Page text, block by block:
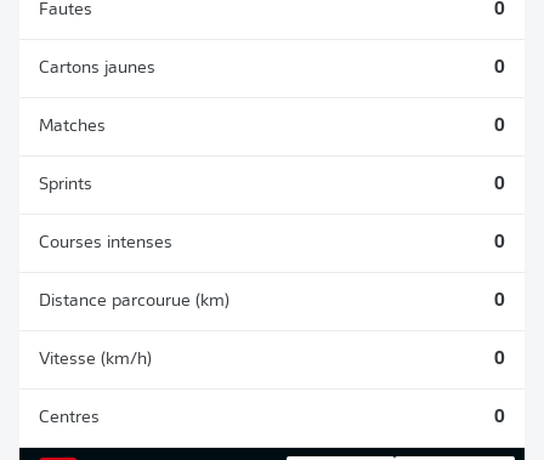
Fautes 0
Cartons jaunes 0
Matches 0
Sprints 0
Courses intenses 0
Distance parcourue (km) 0
Vitesse (km/h) 0
Centres 0